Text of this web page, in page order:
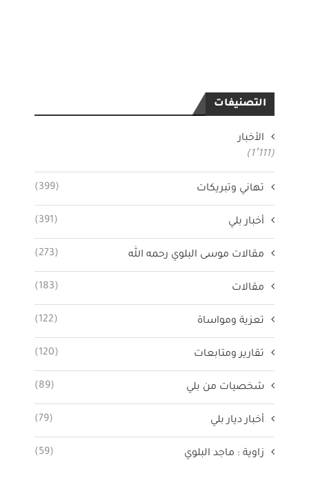
التصنيفات
الأخبار
(1٬111)
تهاني وتبريكات (399)
أخبار بلي (391)
مقالات موسى البلوي رحمه الله (273)
مقالات (183)
تعزية ومواساة (122)
تقارير ومتابعات (120)
شخصيات من بلي (89)
أخبار ديار بلي (79)
زاوية : ماجد البلوي (59)